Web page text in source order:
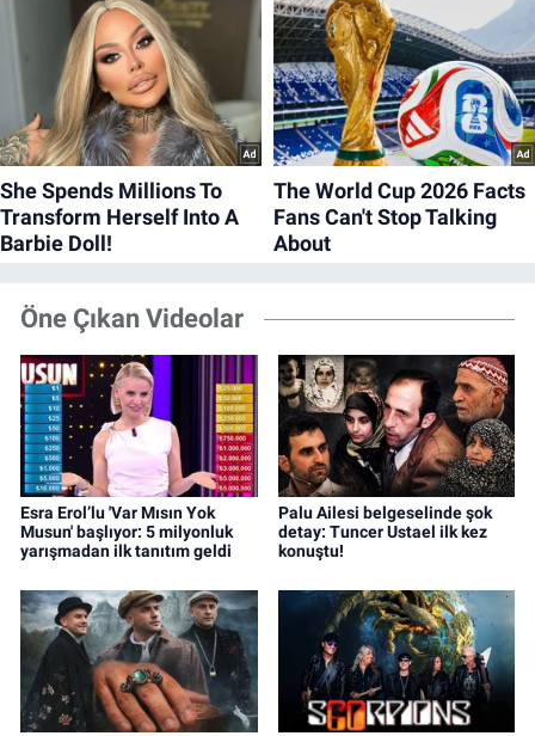
Öne Çıkan Videolar
Esra Erol’lu 'Var Mısın Yok
Musun' başlıyor: 5 milyonluk
yarışmadan ilk tanıtım geldi
Palu Ailesi belgeselinde şok
detay: Tuncer Ustael ilk kez
konuştu!